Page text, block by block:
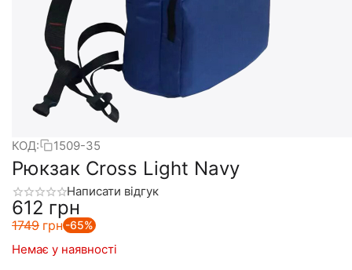
КОД: 1509-35
Рюкзак Сross Light Navy
Написати відгук
‍612‍ грн
‍1749‍ грн -65%
Немає у наявності